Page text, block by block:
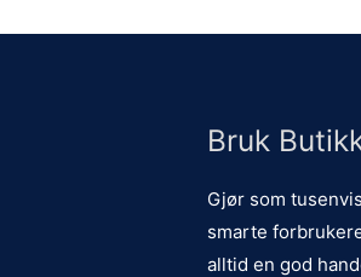
Bruk
Gjør som
smarte
alltid en god